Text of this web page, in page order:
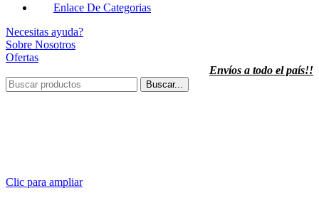
Enlace De Categorias
Necesitas ayuda?
Sobre Nosotros
Ofertas
Envíos a todo el país!!
Buscar...
Clic para ampliar